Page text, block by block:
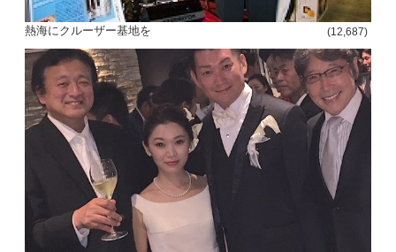
熱海にクルーザー基地を (12,687)